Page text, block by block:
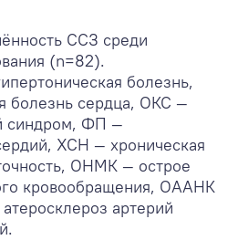
ССЗ среди
(n=82).
болезнь,
болезнь сердца, ОКС —
синдром, ФП —
ХСН — хроническая
ОНМК — острое
кровообращения, ОААНК
артерий